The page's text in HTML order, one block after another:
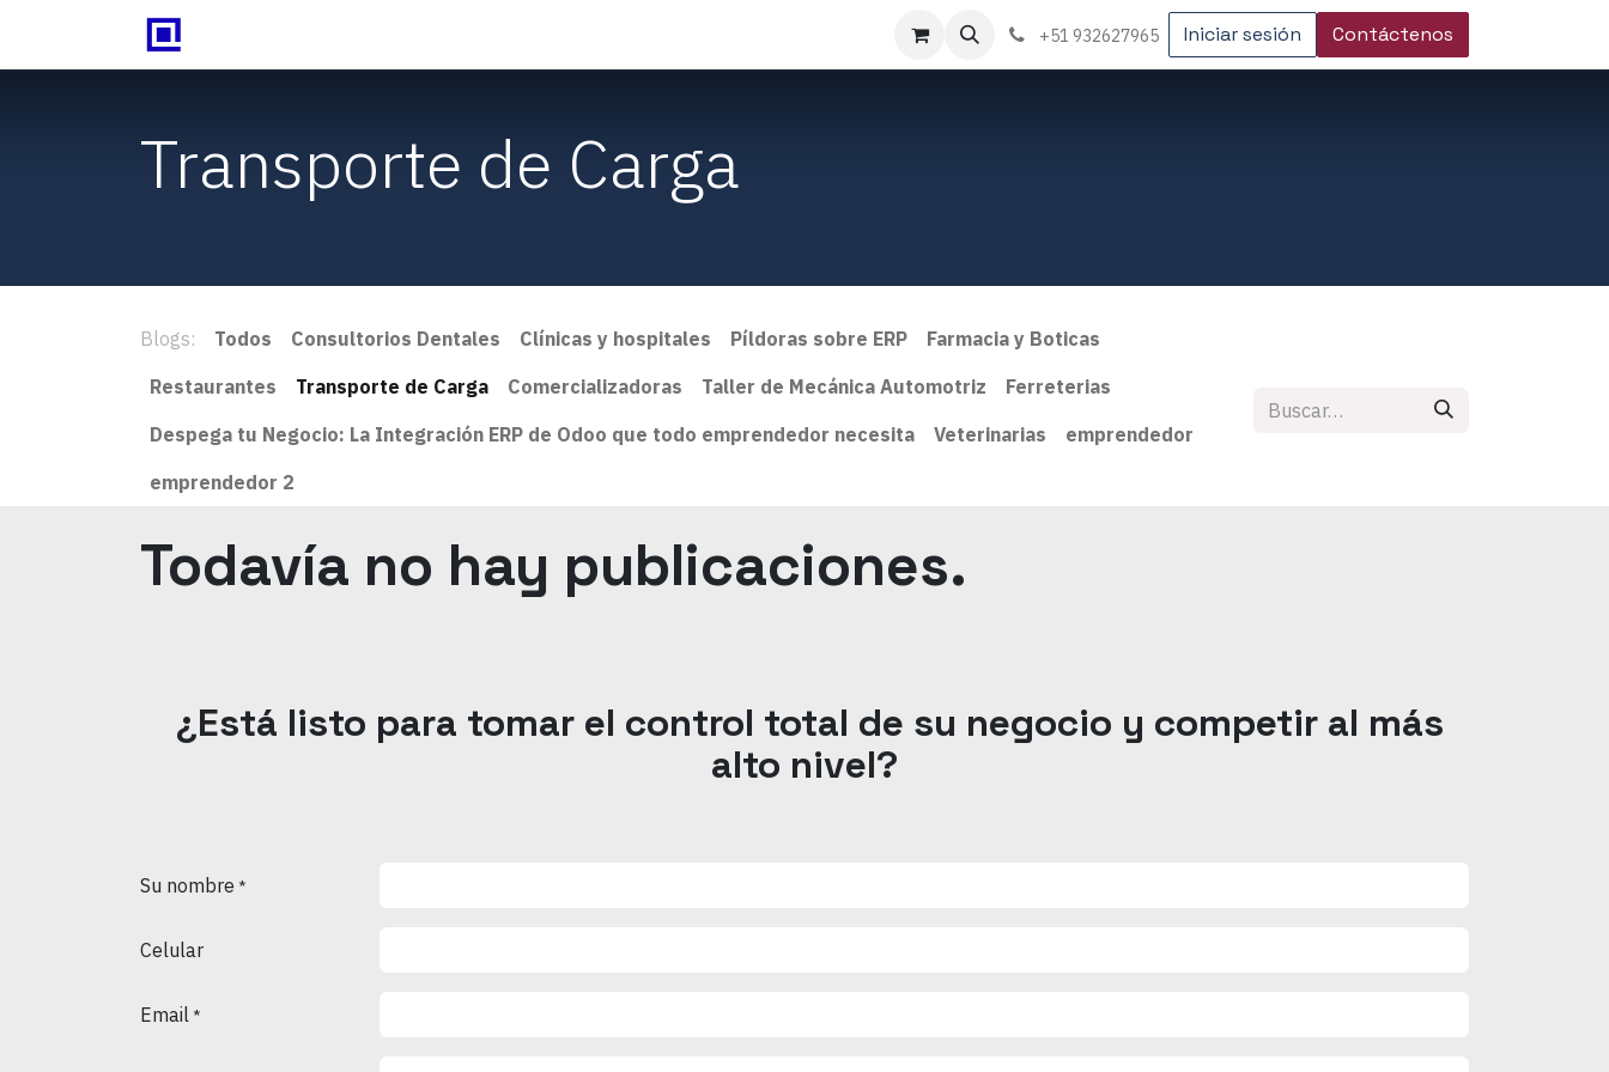
+51 932627965 Iniciar sesión Contáctenos
Transporte de Carga
Blogs: Todos Consultorios Dentales Clínicas y hospitales Píldoras sobre ERP
Farmacia y Boticas
Restaurantes
Transporte de Carga Comercializadoras Taller de Mecánica Automotriz
Ferreterias
Despega tu Negocio: La Integración ERP de Odoo que todo emprendedor necesita
Veterinarias
emprendedor
emprendedor 2
Todavía no hay publicaciones.
¿Está listo para tomar el control total de su negocio y competir al más
alto nivel?
Su nombre *
Celular
Email *